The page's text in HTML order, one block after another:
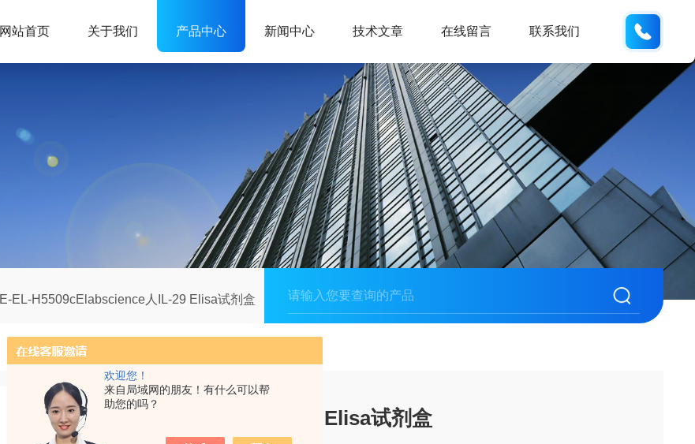
欢迎您！
来自局域网的朋友！有什么可以帮
助您的吗？
网站首页 关于我们 产品中心 新闻中心 技术文章 在线留言 联系我们
E-EL-H5509cElabscience人IL-29 Elisa试剂盒
Elabscience人IL-29 Elisa试剂盒